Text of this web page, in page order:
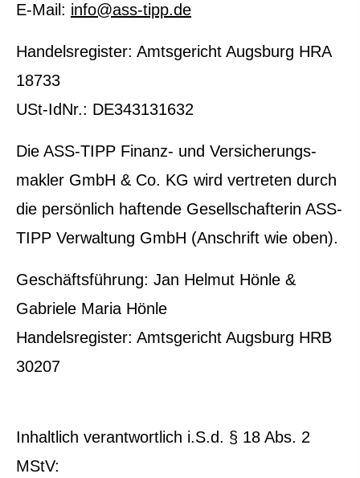
E-Mail: info@ass-tipp.de
Handelsregister: Amtsgericht Augsburg HRA
18733
USt-IdNr.: DE343131632
Die ASS-TIPP Finanz- und Ver­sicherungs­
makler GmbH & Co. KG wird vertreten durch
die persönlich haftende Gesellschafterin ASS-
TIPP Verwaltung GmbH (Anschrift wie oben).
Geschäftsführung: Jan Helmut Hönle &
Gabriele Maria Hönle
Handelsregister: Amtsgericht Augsburg HRB
30207
Inhaltlich verantwortlich i.S.d. § 18 Abs. 2
MStV: